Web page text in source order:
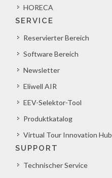
HORECA
SERVICE
Reservierter Bereich
Software Bereich
Newsletter
Eliwell AIR
EEV-Selektor-Tool
Produktkatalog
Virtual Tour Innovation Hub
SUPPORT
Technischer Service